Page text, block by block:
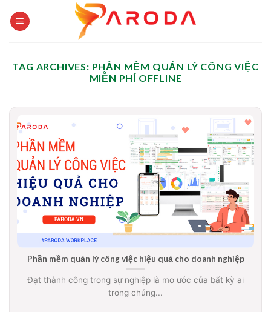
TAG ARCHIVES: PHẦN MỀM QUẢN LÝ CÔNG VIỆC
MIỄN PHÍ OFFLINE
Phần mềm quản lý công việc hiệu quả cho doanh nghiệp
Đạt thành công trong sự nghiệp là mơ ước của bất kỳ ai
trong chúng...